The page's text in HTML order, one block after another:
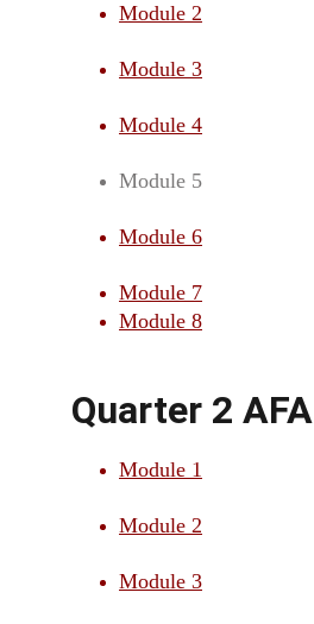
Quarter 2 AFA
Module 2
Module 3
Module 4
Module 5
Module 6
Module 7
Module 8
Module 1
Module 2
Module 3